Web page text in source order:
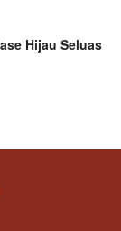
Hijau Seluas